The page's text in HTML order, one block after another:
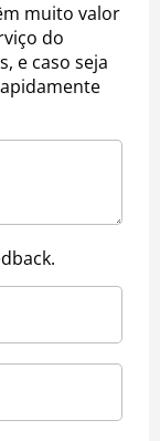
muito valor
do
e caso seja